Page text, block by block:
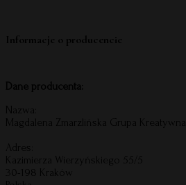
Informacje o producencie
Dane producenta:
Nazwa:
Magdalena Zmarzlińska Grupa Kreatywna
Adres:
Kazimierza Wierzyńskiego 55/5
30-198 Kraków